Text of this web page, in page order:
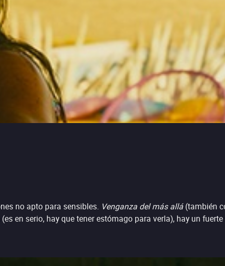
no apto para sensibles. Venganza del más allá(también
en serio, hay que tener estómago para verla), hay un